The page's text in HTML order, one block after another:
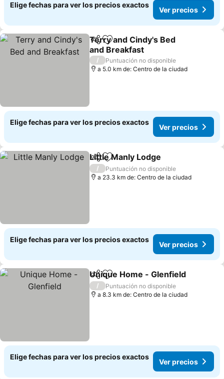
Elige fechas para ver los precios exactos
Ver precios
Compartir
Agregar a favoritos
Terry and Cindy's Bed
and Breakfast
Ver precios
/
Puntuación no disponible
a 5.0 km de: Centro de la ciudad
Elige fechas para ver los precios exactos
Ver precios
CompartirAgregar a favoritos
Little Manly Lodge
/
Puntuación no disponible
a 23.3 km de: Centro de la ciudad
Elige fechas para ver los precios exactos
Ver precios
CompartirAgregar a favoritos
Unique Home - Glenfield
/
Puntuación no disponible
a 8.3 km de: Centro de la ciudad
Elige fechas para ver los precios exactos
Ver precios